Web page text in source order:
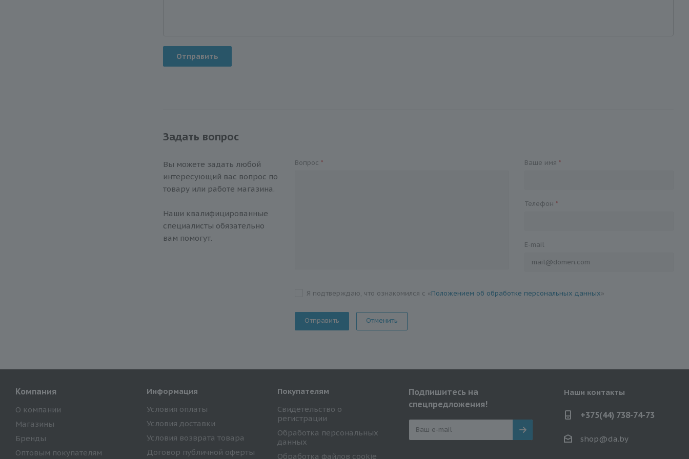
Отправить
Задать вопрос
Вы можете задать любой
интересующий вас вопрос по
товару или работе магазина.
Наши квалифицированные
специалисты обязательно
вам помогут.
Вопрос * Ваше имя*
Телефон*
E-mail
Я подтверждаю, что ознакомился с «Положением об обработке персональных данных»
Отменить
Компания
О компании
Магазины
Бренды
Оптовым покупателям
Информация
Условия оплаты
Условия доставки
Условия возврата товара
Договор публичной оферты
Покупателям
Свидетельство о
регистрации
Обработка персональных
данных
Обработка файлов cookie
Подпишитесь на
спецпредложения!
Наши контакты
+375(44) 738-74-73
shop@da.by